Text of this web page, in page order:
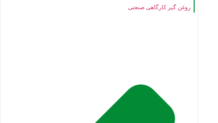
روغن گیر کارگاهی صنعتی